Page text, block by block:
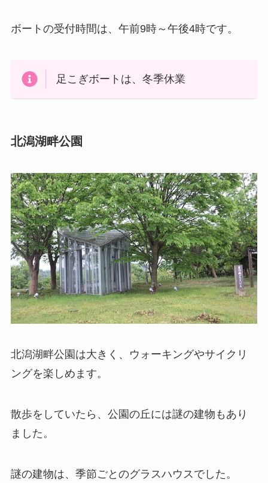
ボートの受付時間は、午前9時～午後4時です。
足こぎボートは、冬季休業
北潟湖畔公園
北潟湖畔公園は大きく、ウォーキングやサイクリ
ングを楽しめます。
散歩をしていたら、公園の丘には謎の建物もあり
ました。
謎の建物は、季節ごとのグラスハウスでした。